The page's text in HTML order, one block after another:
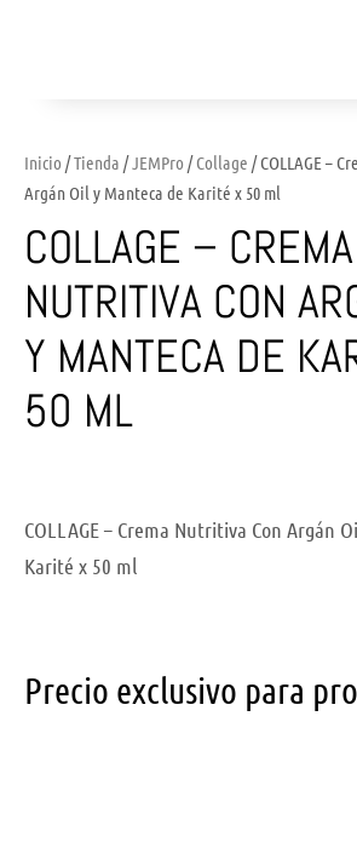
Inicio /Tienda /JEMPro /Collage / COLLAGE –
Argán Oil y Manteca de Karité x 50 ml
COLLAGE – CREMA
NUTRITIVA CON
Y MANTECA DE
50 ML
COLLAGE – Crema Nutritiva Con Argán
Karité x 50 ml
Precio exclusivo para